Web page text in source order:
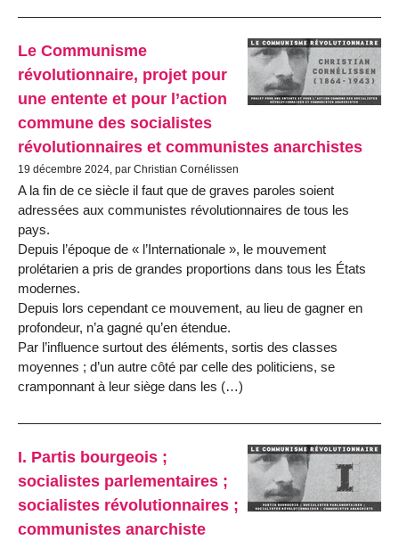
Le Communisme
révolutionnaire, projet pour
une entente et pour l’action
commune des socialistes
révolutionnaires et communistes anarchistes
19 décembre 2024, par Christian Cornélissen
A la fin de ce siècle il faut que de graves paroles soient
adressées aux communistes révolutionnaires de tous les
pays.
Depuis l’époque de « l’Internationale », le mouvement
prolétarien a pris de grandes proportions dans tous les États
modernes.
Depuis lors cependant ce mouvement, au lieu de gagner en
profondeur, n’a gagné qu’en étendue.
Par l’influence surtout des éléments, sortis des classes
moyennes ; d’un autre côté par celle des politiciens, se
cramponnant à leur siège dans les (…)
I. Partis bourgeois ;
socialistes parlementaires ;
socialistes révolutionnaires ;
communistes anarchiste